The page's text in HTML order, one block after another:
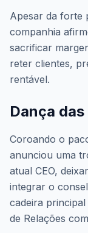
Apesar da forte
companhia
sacrificar
reter clientes,
rentável.
Dança
Coroando o
anunciou uma
atual CEO,
integrar o
cadeira
de Relações